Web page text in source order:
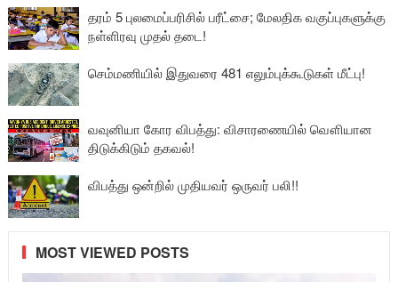
தரம் 5 புலமைப்பரிசில் பரீட்சை; மேலதிக வகுப்புகளுக்கு
நள்ளிரவு முதல் தடை!
செம்மணியில் இதுவரை 481 எலும்புக்கூடுகள் மீட்பு!
வவுனியா கோர விபத்து: விசாரணையில் வௌியான
திடுக்கிடும் தகவல்!
விபத்து ஒன்றில் முதியவர் ஒருவர் பலி!!
MOST VIEWED POSTS